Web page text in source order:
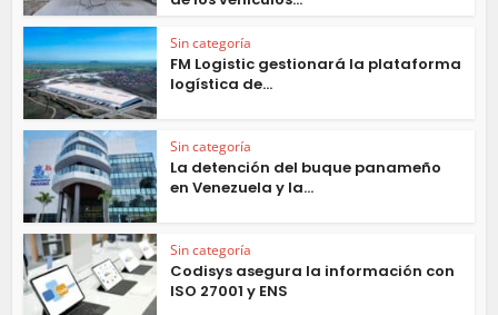
Sin categoría
FM Logistic gestionará la plataforma
logística de...
Sin categoría
La detención del buque panameño
en Venezuela y la...
Sin categoría
Codisys asegura la información con
ISO 27001 y ENS